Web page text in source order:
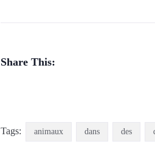
Share This:
Tags: animaux dans des